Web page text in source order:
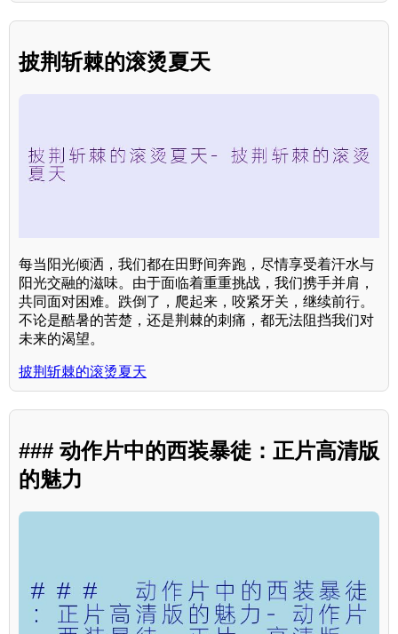
披荆斩棘的滚烫夏天
每当阳光倾洒，我们都在田野间奔跑，尽情享受着汗水与
阳光交融的滋味。由于面临着重重挑战，我们携手并肩，
共同面对困难。跌倒了，爬起来，咬紧牙关，继续前行。
不论是酷暑的苦楚，还是荆棘的刺痛，都无法阻挡我们对
未来的渴望。
披荆斩棘的滚烫夏天
### 动作片中的西装暴徒：正片高清版
的魅力